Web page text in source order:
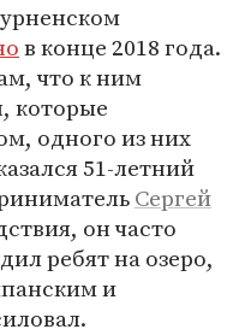
в конце 2018 года.
что к ним
которые
одного из них
51-летний
Сергей
он часто
ребят на озеро,
и